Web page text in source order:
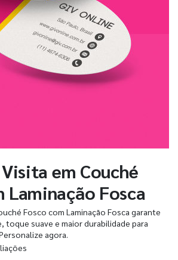
em Couché
Laminação Fosca
Fosco com Laminação Fosca garante
toque suave e maior durabilidade para
agora.